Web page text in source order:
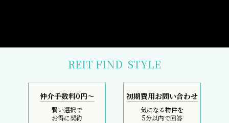
REIT FIND STYLE
仲介手数料0円～
賢い選択で
お得に契約
初期費用お問い合わせ
気になる物件を
5分以内で回答